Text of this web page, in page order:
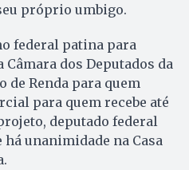
próprio umbigo.
federal patina para
dos Deputados da
de Renda para quem
para quem recebe até
deputado federal
unanimidade na Casa